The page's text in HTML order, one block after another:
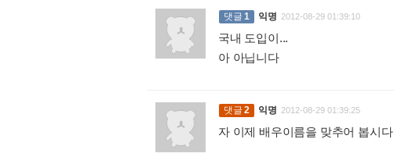
댓글1 익명 2012-08-29 01:39:10
국내 도입이...
아 아닙니다
댓글2 익명 2012-08-29 01:39:25
자 이제 배우이름을 맞추어 봅시다